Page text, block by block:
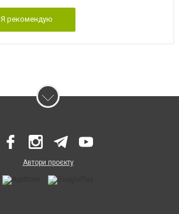
Я рекомендую
Автори проєкту